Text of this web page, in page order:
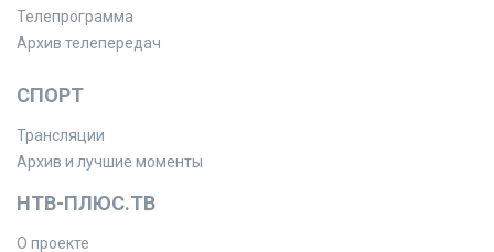
Телепрограмма
Архив телепередач
СПОРТ
Трансляции
Архив и лучшие моменты
НТВ-ПЛЮС.ТВ
О проекте